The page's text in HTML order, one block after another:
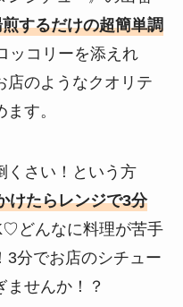
するだけの超簡単調
ッコリーを添えれ
店のようなクオリテ
す。
くさい！という方
けたらレンジで3分
どんなに料理が苦手
3分でお店のシチュー
ませんか！？